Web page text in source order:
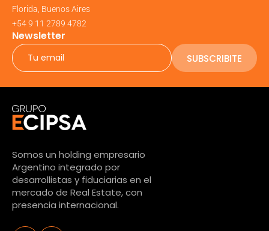
Florida, Buenos Aires
+54 9 11 2789 4782
Newsletter
SUBSCRIBITE
Somos un holding empresario
Argentino integrado por
desarrollistas y fiduciarias en el
mercado de Real Estate, con
presencia internacional.